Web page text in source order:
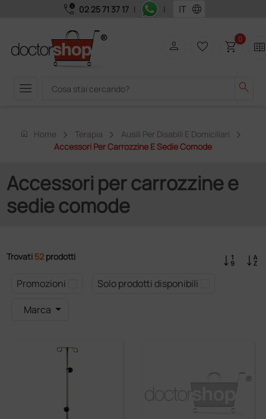
call_quality 02 25 71 37 17 | | language
menu search
person favorite_border shopping_cart0 two_pager
home Home Terapia
Ausili Per Disabili E Domiciliari
Accessori Per Carrozzine E Sedie Comode
Accessori per carrozzine e
sedie comode
Trovati 52 prodotti
Promozioni
Solo prodotti disponibili
Marca